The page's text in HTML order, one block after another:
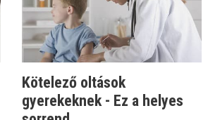
Kötelező oltások
gyerekeknek - Ez a helyes